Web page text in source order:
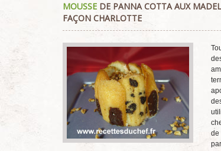
utilisateur: 5/5
MOUSSE DE PANNA COTTA AUX
FAÇON CHARLOTTE
de